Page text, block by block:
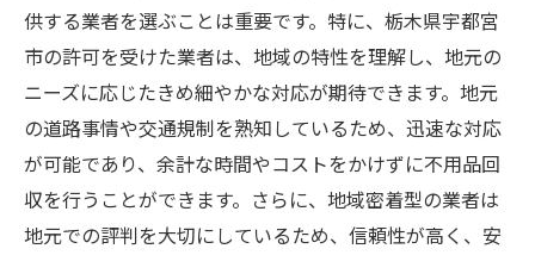
供する業者を選ぶことは重要です。特に、栃木県宇都宮
市の許可を受けた業者は、地域の特性を理解し、地元の
ニーズに応じたきめ細やかな対応が期待できます。地元
の道路事情や交通規制を熟知しているため、迅速な対応
が可能であり、余計な時間やコストをかけずに不用品回
収を行うことができます。さらに、地域密着型の業者は
地元での評判を大切にしているため、信頼性が高く、安